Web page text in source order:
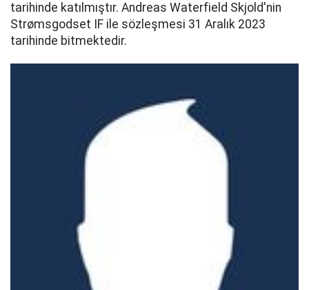
tarihinde katılmıştır. Andreas Waterfield Skjold'nin
Strømsgodset IF ile sözleşmesi 31 Aralık 2023
tarihinde bitmektedir.